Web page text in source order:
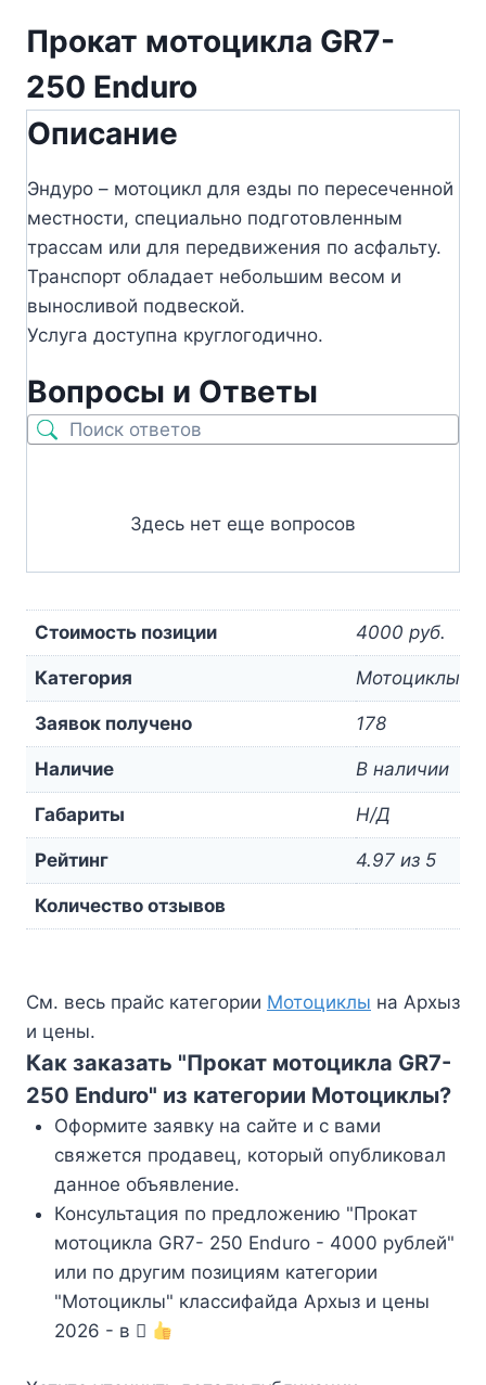
Прокат мотоцикла GR7-
250 Enduro
Описание
Эндуро – мотоцикл для езды по пересеченной
местности, специально подготовленным
трассам или для передвижения по асфальту.
Транспорт обладает небольшим весом и
выносливой подвеской.
Услуга доступна круглогодично.
Вопросы и Ответы
Здесь нет еще вопросов
Стоимость позиции 4000 руб.
Категория Мотоциклы
Заявок получено 178
Наличие В наличии
Габариты Н/Д
Рейтинг 4.97 из 5
Количество отзывов
См. весь прайс категории Мотоциклы на Архыз
и цены.
Как заказать "Прокат мотоцикла GR7-
250 Enduro" из категории Мотоциклы?
Оформите заявку на сайте и с вами
свяжется продавец, который опубликовал
данное объявление.
Консультация по предложению "Прокат
мотоцикла GR7- 250 Enduro - 4000 рублей"
или по другим позициям категории
"Мотоциклы" классифайда Архыз и цены
2026 - в